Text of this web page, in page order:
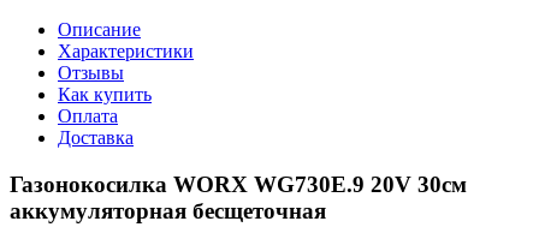
Описание
Характеристики
Отзывы
Как купить
Оплата
Доставка
Газонокосилка WORX WG730E.9 20V 30см
аккумуляторная бесщеточная